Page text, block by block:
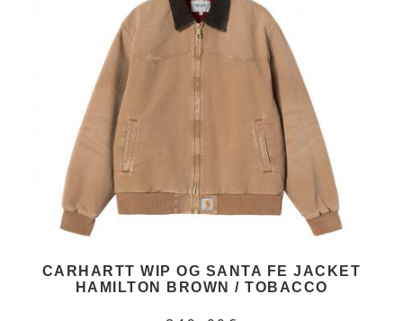
CARHARTT WIP OG SANTA FE JACKET
HAMILTON BROWN / TOBACCO